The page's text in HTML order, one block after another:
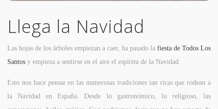
Llega la Navidad
Las hojas de los árboles empiezan a caer, ha pasado la fiesta de Todos Los
Santos y empieza a sentirse en el aire el espíritu de la Navidad.
Esto nos hace pensar en las numerosas tradiciones tan ricas que rodean a
la Navidad en España. Desde lo gastronómico, lo religioso, las